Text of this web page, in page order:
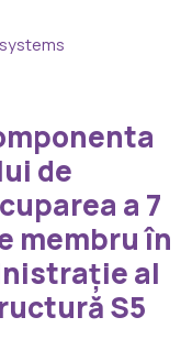
și AGA
de
a 7
membru în
al
S5